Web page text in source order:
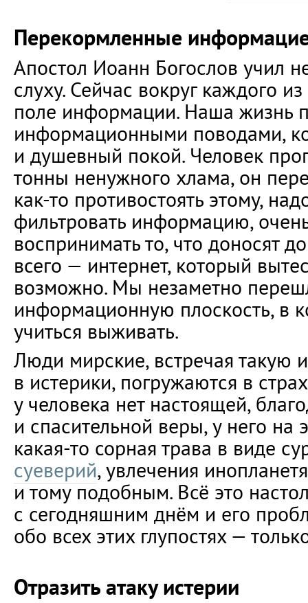
Перекормленные
Апостол Иоанн Богослов учил
слуху. Сейчас вокруг каждого
поле информации. Наша жизнь
информационными поводами,
и душевный покой. Человек
тонны ненужного хлама, он
как-то противостоять этому,
фильтровать информацию,
воспринимать то, что доносят
всего — интернет, который
возможно. Мы незаметно
информационную плоскость, в
учиться выживать.
Люди мирские, встречая такую
в истерики, погружаются в
у человека нет настоящей,
и спасительной веры, у него на
какая-то сорная трава в виде
суеверий, увлечения
и тому подобным. Всё это
с сегодняшним днём и его
обо всех этих глупостях —
Отразить атаку истерии